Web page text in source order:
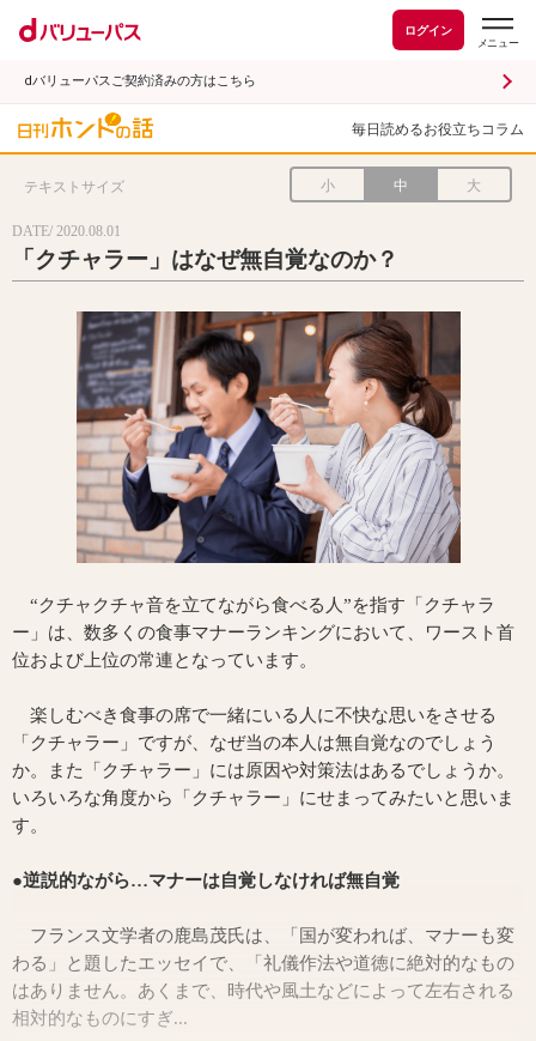
ログイン
dバリューパスご契約済みの方はこちら
毎日読めるお役立ちコラム
テキストサイズ 小 中 大
DATE/ 2020.08.01
「クチャラー」はなぜ無自覚なのか？
“クチャクチャ音を立てながら食べる人”を指す「クチャラ
ー」は、数多くの食事マナーランキングにおいて、ワースト首
位および上位の常連となっています。
楽しむべき食事の席で一緒にいる人に不快な思いをさせる
「クチャラー」ですが、なぜ当の本人は無自覚なのでしょう
か。また「クチャラー」には原因や対策法はあるでしょうか。
いろいろな角度から「クチャラー」にせまってみたいと思いま
す。
●逆説的ながら…マナーは自覚しなければ無自覚
フランス文学者の鹿島茂氏は、「国が変われば、マナーも変
わる」と題したエッセイで、「礼儀作法や道徳に絶対的なもの
はありません。あくまで、時代や風土などによって左右される
相対的なものにすぎ...